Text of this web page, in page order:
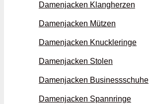
Damenjacken Klang­herzen
Damenjacken Mützen
Damenjacken Knuckle­ringe
Damenjacken Stolen
Damenjacken Business­schuhe
Damenjacken Spann­ringe